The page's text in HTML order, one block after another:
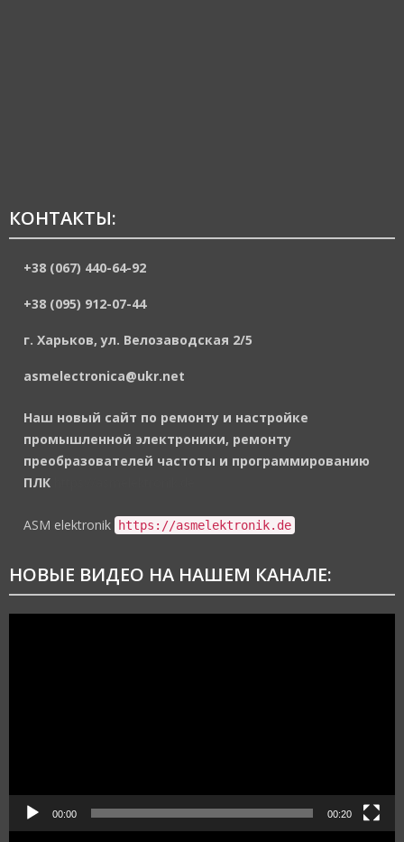
КОНТАКТЫ:
+38 (067) 440-64-92
+38 (095) 912-07-44
г. Харьков, ул. Велозаводская 2/5
asmelectronica@ukr.net
Наш новый сайт по ремонту и настройке
промышленной электроники, ремонту
преобразователей частоты и программированию
ПЛК
ASM elektronik https://asmelektronik.de
НОВЫЕ ВИДЕО НА НАШЕМ КАНАЛЕ:
00:00 00:20